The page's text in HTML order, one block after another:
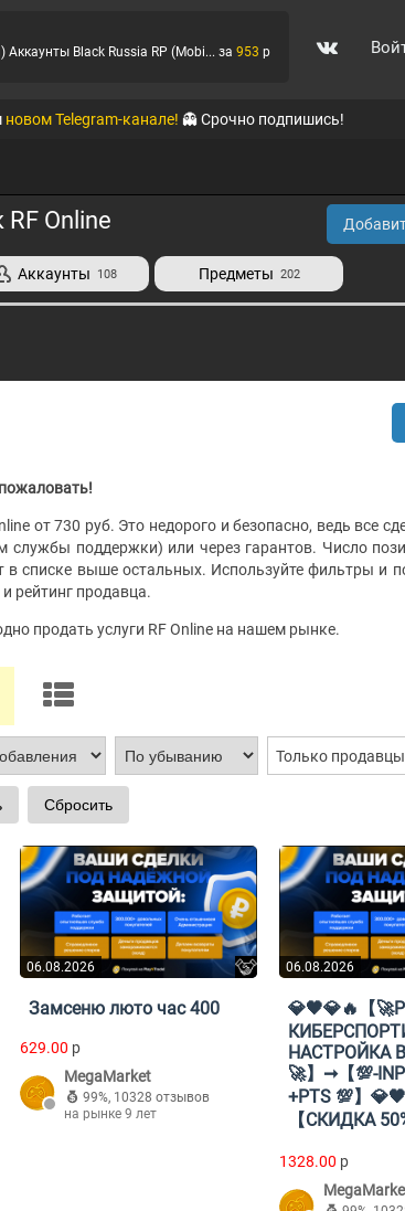
Аккаунты Black Russia RP (Mobi... за 953 p
Online RP (Mobile)за66p
Arizona-RP
новом Telegram-канале! 👻 Срочно подпишись!
Online
Аккаунты 108 Предметы 202
от 730 руб. Это недорого и безопасно, ведь все
поддержки) или через гарантов. Число
списке выше остальных. Используйте фильтры и
рейтинг продавца.
продать услуги RF Online на нашем рынке.
Только
06.08.2026
Замсеню люто час 400
629.00 p
MegaMarket
99%, 10328 отзывов
на рынке 9 лет
06.08.2026
💎🖤💎🔥【
НАСТРОЙКА
🚀】➞【💯-
+PTS 💯】
【СКИДКА
1328.00 p